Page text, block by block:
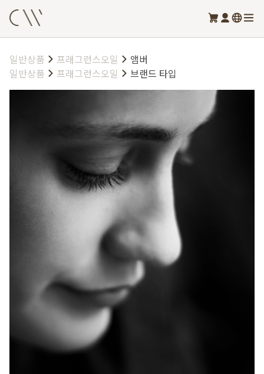
일반상품 프래그런스오일
앰버
일반상품
프래그런스오일 브랜드 타입